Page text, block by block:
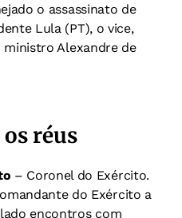
o assassinato de
Lula (PT), o vice,
ministro Alexandre de
réus
– Coronel do Exército.
do Exército a
encontros com